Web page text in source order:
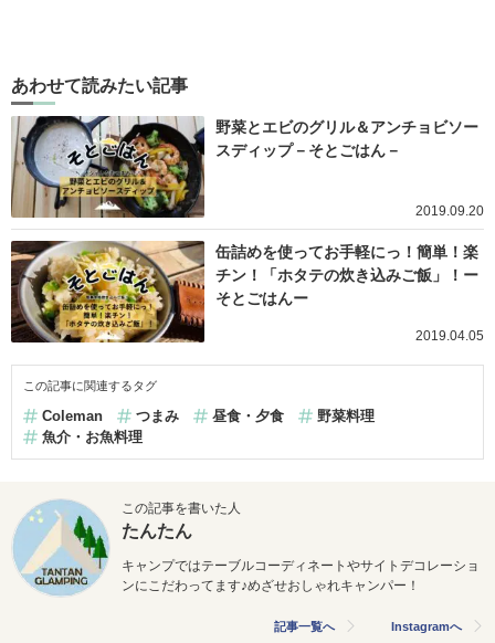
あわせて読みたい記事
野菜とエビのグリル＆アンチョビソー
スディップ－そとごはん－
2019.09.20
缶詰めを使ってお手軽にっ！簡単！楽
チン！「ホタテの炊き込みご飯」！ー
そとごはんー
2019.04.05
この記事に関連するタグ
Coleman つまみ 昼食・夕食
野菜料理
魚介・お魚料理
この記事を書いた人
たんたん
キャンプではテーブルコーディネートやサイトデコレーショ
ンにこだわってます♪めざせおしゃれキャンパー！
記事一覧へ Instagramへ